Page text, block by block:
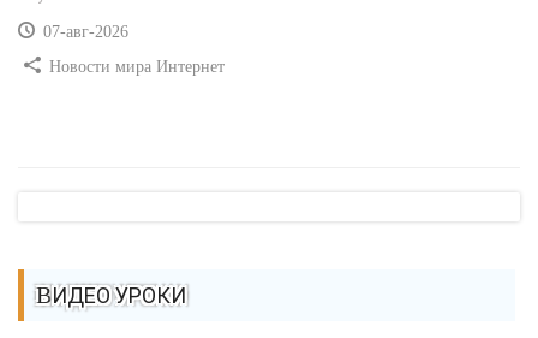
07-авг-2026
Новости мира Интернет
ВИДЕО УРОКИ